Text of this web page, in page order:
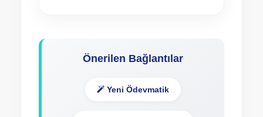
Önerilen Bağlantılar
Yeni Ödevmatik